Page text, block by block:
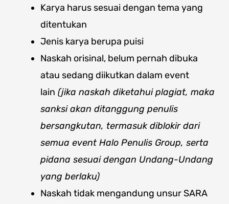
Karya harus sesuai dengan tema yang
ditentukan
Jenis karya berupa puisi
Naskah orisinal, belum pernah dibuka
atau sedang diikutkan dalam event
lain (jika naskah diketahui plagiat, maka
sanksi akan ditanggung penulis
bersangkutan, termasuk diblokir dari
semua event Halo Penulis Group, serta
pidana sesuai dengan Undang-Undang
yang berlaku)
Naskah tidak mengandung unsur SARA